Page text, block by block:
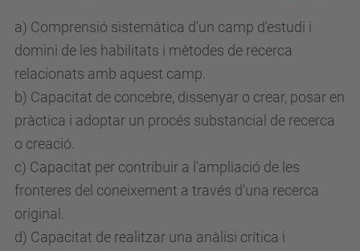
a) Comprensió sistemàtica d'un camp d'estudi i
domini de les habilitats i mètodes de recerca
relacionats amb aquest camp.
b) Capacitat de concebre, dissenyar o crear, posar en
pràctica i adoptar un procés substancial de recerca
o creació.
c) Capacitat per contribuir a l'ampliació de les
fronteres del coneixement a través d'una recerca
original.
d) Capacitat de realitzar una anàlisi crítica i